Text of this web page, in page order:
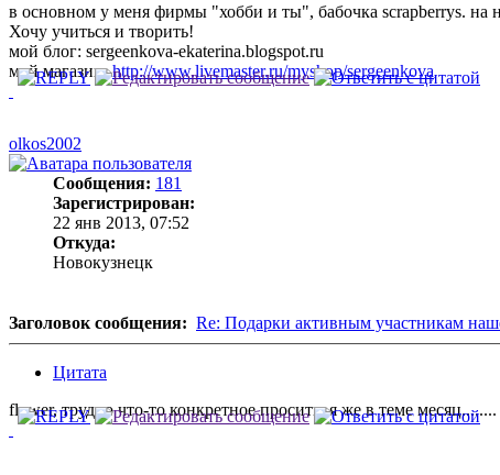
в основном у меня фирмы "хобби и ты", бабочка scrapberrys. на
Хочу учиться и творить!
мой блог: sergeenkova-ekaterina.blogspot.ru
мой магазин:http://www.livemaster.ru/myshop/sergeenkova
olkos2002
Сообщения: 181
Зарегистрирован:
22 янв 2013, 07:52
Откуда:
Новокузнецк
Заголовок сообщения: Re: Подарки активным участникам
Цитата
flower, трудно что-то конкретное просить, я же в теме